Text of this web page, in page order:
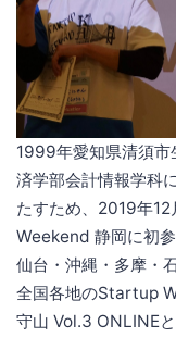
1999年愛知県清須市
済学部会計情報学科
たすため、2019年
Weekend 静岡に初
仙台・沖縄・多摩・
全国各地のStartup
守山 Vol.3 ONLINE